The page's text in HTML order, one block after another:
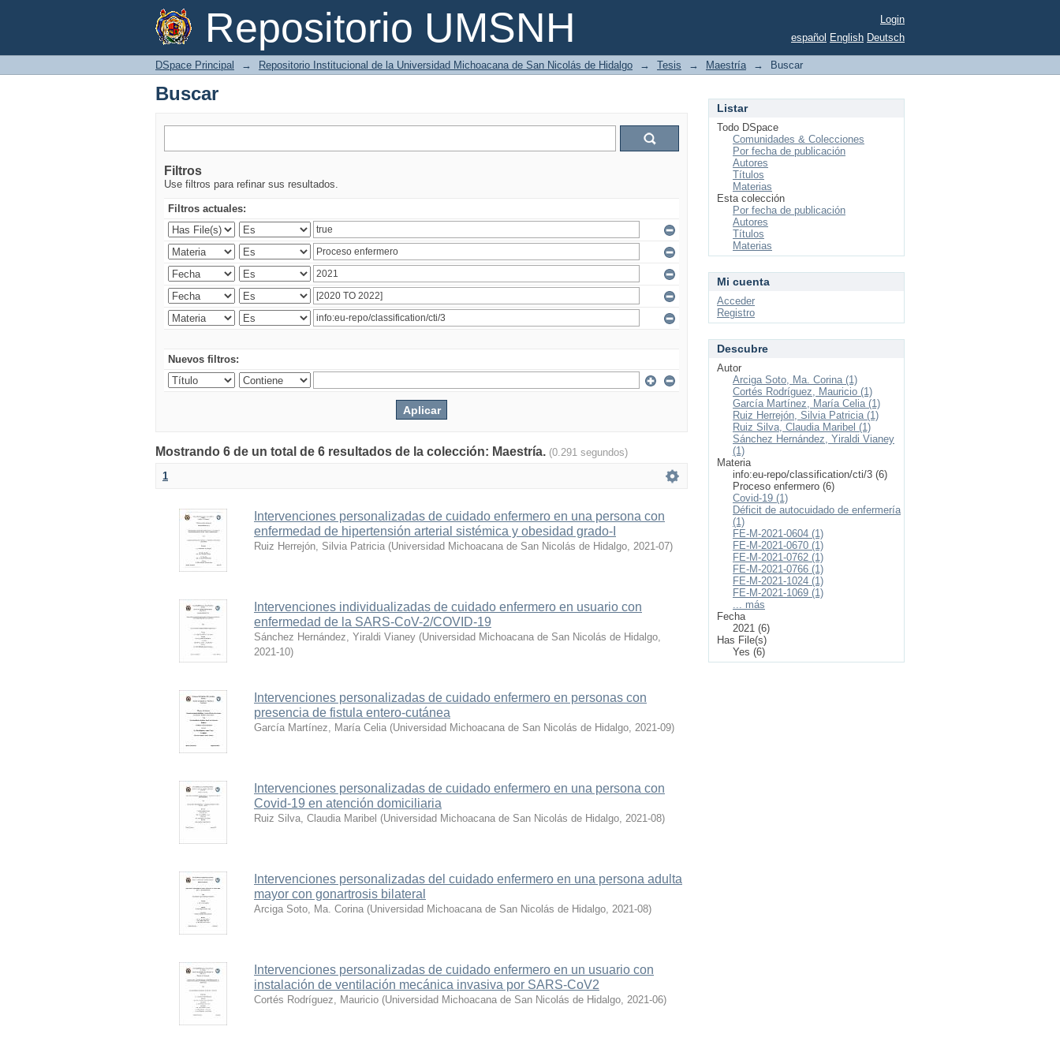
Repositorio UMSNH
Buscar
Login
español English Deutsch
DSpace Principal → Repositorio Institucional de la Universidad Michoacana de San Nicolás de Hidalgo → Tesis → Maestría → Buscar
Buscar
Filtros
Use filtros para refinar sus resultados.
Filtros actuales:
Nuevos filtros:
Mostrando 6 de un total de 6 resultados de la colección: Maestría. (0.291 segundos)
1
Intervenciones personalizadas de cuidado enfermero en una persona con
enfermedad de hipertensión arterial sistémica y obesidad grado-I
Ruiz Herrejón, Silvia Patricia (Universidad Michoacana de San Nicolás de Hidalgo, 2021-07)
Intervenciones individualizadas de cuidado enfermero en usuario con
enfermedad de la SARS-CoV-2/COVID-19
Sánchez Hernández, Yiraldi Vianey (Universidad Michoacana de San Nicolás de Hidalgo,
2021-10)
Intervenciones personalizadas de cuidado enfermero en personas con
presencia de fistula entero-cutánea
García Martínez, María Celia (Universidad Michoacana de San Nicolás de Hidalgo, 2021-09)
Intervenciones personalizadas de cuidado enfermero en una persona con
Covid-19 en atención domiciliaria
Ruiz Silva, Claudia Maribel (Universidad Michoacana de San Nicolás de Hidalgo, 2021-08)
Intervenciones personalizadas del cuidado enfermero en una persona adulta
mayor con gonartrosis bilateral
Arciga Soto, Ma. Corina (Universidad Michoacana de San Nicolás de Hidalgo, 2021-08)
Intervenciones personalizadas de cuidado enfermero en un usuario con
instalación de ventilación mecánica invasiva por SARS-CoV2
Cortés Rodríguez, Mauricio (Universidad Michoacana de San Nicolás de Hidalgo, 2021-06)
Listar
Todo DSpace
Comunidades & Colecciones
Por fecha de publicación
Autores
Títulos
Materias
Esta colección
Por fecha de publicación
Autores
Títulos
Materias
Mi cuenta
Acceder
Registro
Descubre
Autor
Arciga Soto, Ma. Corina (1)
Cortés Rodríguez, Mauricio (1)
García Martínez, María Celia (1)
Ruiz Herrejón, Silvia Patricia (1)
Ruiz Silva, Claudia Maribel (1)
Sánchez Hernández, Yiraldi Vianey
(1)
Materia
info:eu-repo/classification/cti/3 (6)
Proceso enfermero (6)
Covid-19 (1)
Déficit de autocuidado de enfermería
(1)
FE-M-2021-0604 (1)
FE-M-2021-0670 (1)
FE-M-2021-0762 (1)
FE-M-2021-0766 (1)
FE-M-2021-1024 (1)
FE-M-2021-1069 (1)
... más
Fecha
2021 (6)
Has File(s)
Yes (6)